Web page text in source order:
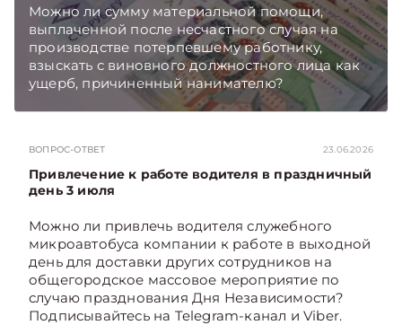
Можно ли сумму материальной помощи,
выплаченной после несчастного случая на
производстве потерпевшему работнику,
взыскать с виновного должностного лица как
ущерб, причиненный нанимателю?
Подписывайтесь на Telegram‑канал и Viber,
ВОПРОС-ОТВЕТ 23.06.2026
Привлечение к работе водителя в праздничный
день 3 июля
Можно ли привлечь водителя служебного
микроавтобуса компании к работе в выходной
день для доставки других сотрудников на
общегородское массовое мероприятие по
случаю празднования Дня Независимости?
Подписывайтесь на Telegram‑канал и Viber.